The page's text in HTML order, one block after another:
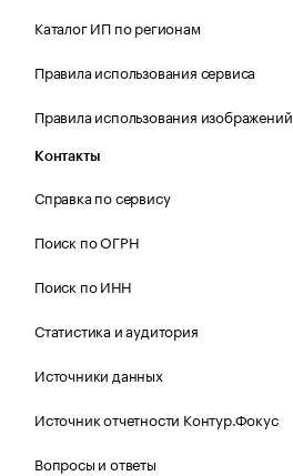
Каталог ИП по регионам
Правила использования сервиса
Правила использования изображений
Контакты
Справка по сервису
Поиск по ОГРН
Поиск по ИНН
Статистика и аудитория
Источники данных
Источник отчетности Контур.Фокус
Вопросы и ответы